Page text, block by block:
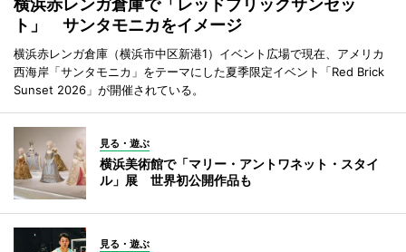
横浜赤レンガ倉庫で「レッドブリックサンセッ
ト」 サンタモニカをイメージ
横浜赤レンガ倉庫（横浜市中区新港1）イベント広場で現在、アメリカ
西海岸「サンタモニカ」をテーマにした夏季限定イベント「Red Brick
Sunset 2026」が開催されている。
見る・遊ぶ
横浜美術館で「マリー・アントワネット・スタイ
ル」展 世界初公開作品も
見る・遊ぶ